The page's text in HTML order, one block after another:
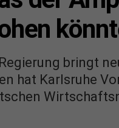
bringt
hat Karlsruhe